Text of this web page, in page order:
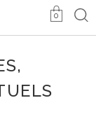
0